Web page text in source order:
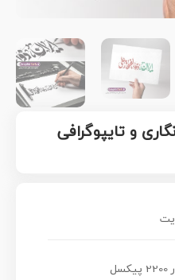
و تایپوگرافی